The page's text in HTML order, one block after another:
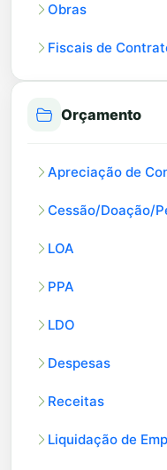
Obras
Fiscais de
Orçamento
Apreciação de
Cessão/Doação/
LOA
PPA
LDO
Despesas
Receitas
Liquidação de